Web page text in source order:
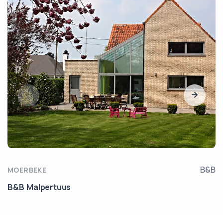
MOERBEKE
B&B
B&B Malpertuus